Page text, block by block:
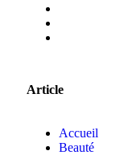
Article
Accueil
Beauté